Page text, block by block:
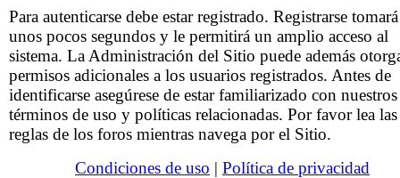
Para autenticarse debe estar registrado. Registrarse
unos pocos segundos y le permitirá un amplio acceso al
sistema. La Administración del Sitio puede además
permisos adicionales a los usuarios registrados. Antes de
identificarse asegúrese de estar familiarizado con nuestros
términos de uso y políticas relacionadas. Por favor lea las
reglas de los foros mientras navega por el Sitio.
Condiciones de uso | Política de privacidad